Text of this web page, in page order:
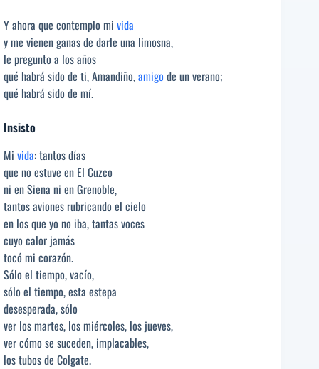
Y ahora que contemplo mi vida
y me vienen ganas de darle una limosna,
le pregunto a los años
qué habrá sido de ti, Amandiño,amigo de un verano;
qué habrá sido de mí.
Insisto
Mi vida: tantos días
que no estuve en El Cuzco
ni en Siena ni en Grenoble,
tantos aviones rubricando el cielo
en los que yo no iba, tantas voces
cuyo calor jamás
tocó mi corazón.
Sólo el tiempo, vacío,
sólo el tiempo, esta estepa
desesperada, sólo
ver los martes, los miércoles, los jueves,
ver cómo se suceden, implacables,
los tubos de Colgate.